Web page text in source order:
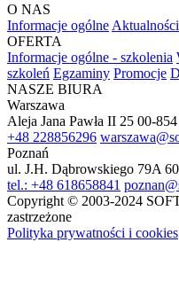
O NAS
Informacje ogólne Aktualności
OFERTA
Informacje ogólne - szkolenia
szkoleń Egzaminy Promocje
NASZE BIURA
Warszawa
Aleja Jana Pawła II 25 00-
+48 228856296
Poznań
ul. J.H. Dąbrowskiego 79A
tel.: +48 618658841
Copyright © 2003-2024
zastrzeżone
Polityka prywatności i cookies